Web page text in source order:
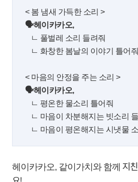
< 봄 냄새 가득한 소리 >
🗣헤이카카오,
ㄴ 풀벌레 소리 들려줘
ㄴ 화창한 봄날의 이야기 틀어줘
< 마음의 안정을 주는 소리 >
🗣헤이카카오,
ㄴ 평온한 물소리 틀어줘
ㄴ 마음이 차분해지는 빗소리
ㄴ 마음이 평온해지는 시냇물
헤이카카오, 같이가치와 함께 지